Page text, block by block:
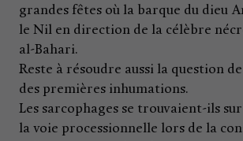
grandes fêtes où la barque du dieu
le Nil en direction de la célèbre
al-Bahari.
Reste à résoudre aussi la question
des premières inhumations.
Les sarcophages se trouvaient-ils
la voie processionnelle lors de la